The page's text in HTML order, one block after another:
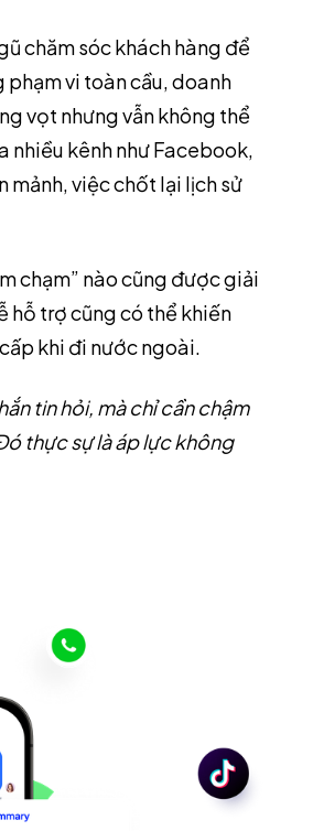
chăm sóc khách hàng để
vi toàn cầu, doanh
vọt nhưng vẫn không thể
nhiều kênh như Facebook,
việc chốt lại lịch sử
chạm” nào cũng được giải
hỗ trợ cũng có thể khiến
khi đi nước ngoài.
tin hỏi, mà chỉ cần chậm
thực sự là áp lực không